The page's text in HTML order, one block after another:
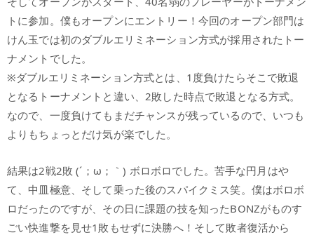
トに参加。僕もオープンにエントリー！今回のオープン部門は
けん玉では初のダブルエリミネーション方式が採用されたトー
ナメントでした。
※ダブルエリミネーション方式とは、1度負けたらそこで敗退
となるトーナメントと違い、2敗した時点で敗退となる方式。
なので、一度負けてもまだチャンスが残っているので、いつも
よりもちょっとだけ気が楽でした。
結果は2戦2敗 (´；ω；｀) ボロボロでした。苦手な円月はや
て、中皿極意、そして乗った後のスパイクミス笑。僕はボロボ
ロだったのですが、その日に課題の技を知ったBONZがものす
ごい快進撃を見せ1敗もせずに決勝へ！そして敗者復活から